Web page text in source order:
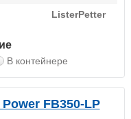
ListerPetter
В контейнере
FB350-LP